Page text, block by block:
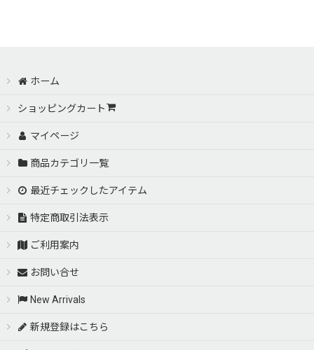
ホーム
ショッピングカート
マイページ
商品カテゴリ一覧
最近チェックしたアイテム
特定商取引法表示
ご利用案内
お問い合せ
New Arrivals
新規登録はこちら